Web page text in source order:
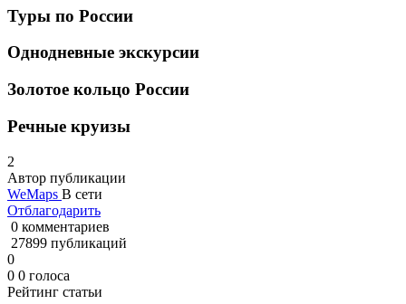
Туры по России
Однодневные экскурсии
Золотое кольцо России
Речные круизы
2
Автор публикации
WeMaps В сети
Отблагодарить
0 комментариев
27899 публикаций
0
0 0 голоса
Рейтинг статьи